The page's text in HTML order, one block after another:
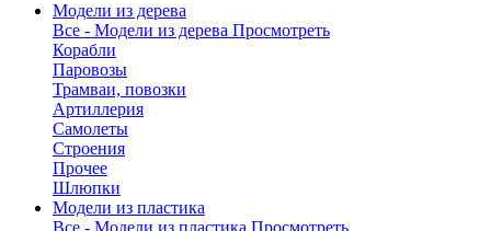
Модели из дерева
Все - Модели из дерева Просмотреть
Корабли
Паровозы
Трамваи, повозки
Артиллерия
Самолеты
Строения
Прочее
Шлюпки
Модели из пластика
Все - Модели из пластика Просмотреть